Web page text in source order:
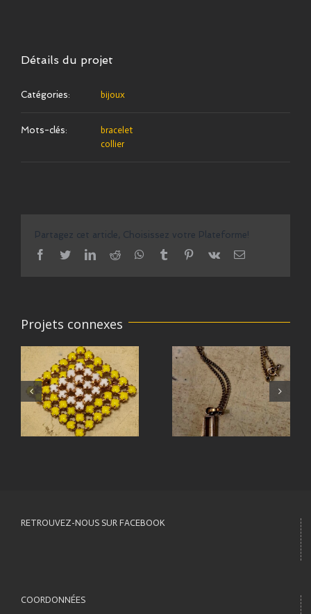
Détails du projet
Catégories: bijoux
Mots-clés:
bracelet
collier
Partagez cet article, Choisissez votre Plateforme!
facebook
twitterlinkedinreddit whatsapptumblr pinterest
vk Email
Projets connexes
RETROUVEZ-NOUS SUR FACEBOOK
COORDONNÉES